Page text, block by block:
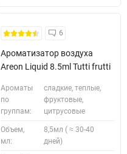
6
Ароматизатор воздуха
Areon Liquid 8.5ml Tutti frutti
Ароматы
по
группам:
сладкие, теплые,
фруктовые,
цитрусовые
Объем,
мл:
8,5мл ( ≈ 30-40
дней)